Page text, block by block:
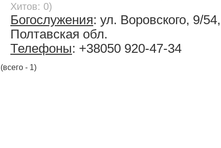
Хитов: 0)
Богослужения: ул. Воровского, 9/
Полтавская обл.
Телефоны: +38050 920-47-34
(всего - 1)